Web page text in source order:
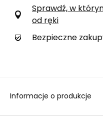
Sprawdź, w
od ręki
Bezpieczne
Informacje o produkcje